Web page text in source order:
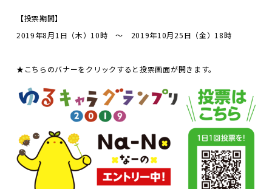
【投票期間】
2019年8月1 日（木） 10時 ～ 2019年10月25日（金） 18時
★こちらのバナーをクリックすると投票画面が開きます。